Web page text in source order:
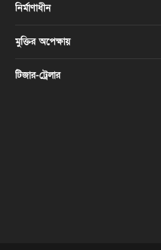
নির্মাণাধীন
মুক্তির অপেক্ষায়
টিজার-ট্রেলার